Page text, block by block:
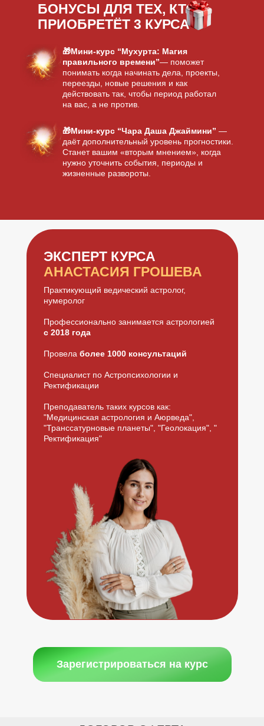
🎁Мини-курс “Мухурта: Магия
правильного времени”— поможет
понимать когда начинать дела, проекты,
переезды, новые решения и как
действовать так, чтобы период работал
на вас, а не против.
🎁Мини-курс “Чара Даша Джаймини” —
даёт дополнительный уровень прогностики.
Станет вашим «вторым мнением», когда
нужно уточнить события, периоды и
жизненные развороты.
БОНУСЫ ДЛЯ ТЕХ, КТО
ПРИОБРЕТЁТ 3 КУРСА
Практикующий ведический астролог,
нумеролог
Профессионально занимается астрологией
с 2018 года
Провела более 1000 консультаций
Специалист по Астропсихологии и
Ректификации
Преподаватель таких курсов как:
"Медицинская астрология и Аюрведа",
"Транссатурновые планеты", "Геолокация", "
Ректификация"
ЭКСПЕРТ КУРСА
АНАСТАСИЯ ГРОШЕВА
Зарегистрироваться на курс